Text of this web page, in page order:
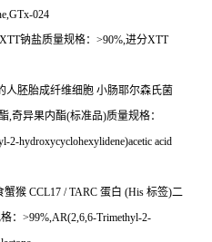
024
钠盐质量规格： >90%,进分XTT
人胚胎成纤维细胞 小肠耶尔森氏菌
,奇异果内酯(标准品)质量规格：
2-hydroxycyclohexylidene)acetic acid
蟹猴 CCL17 / TARC 蛋白 (His 标签)二
： >99%,AR(2,6,6-Trimethyl-2-